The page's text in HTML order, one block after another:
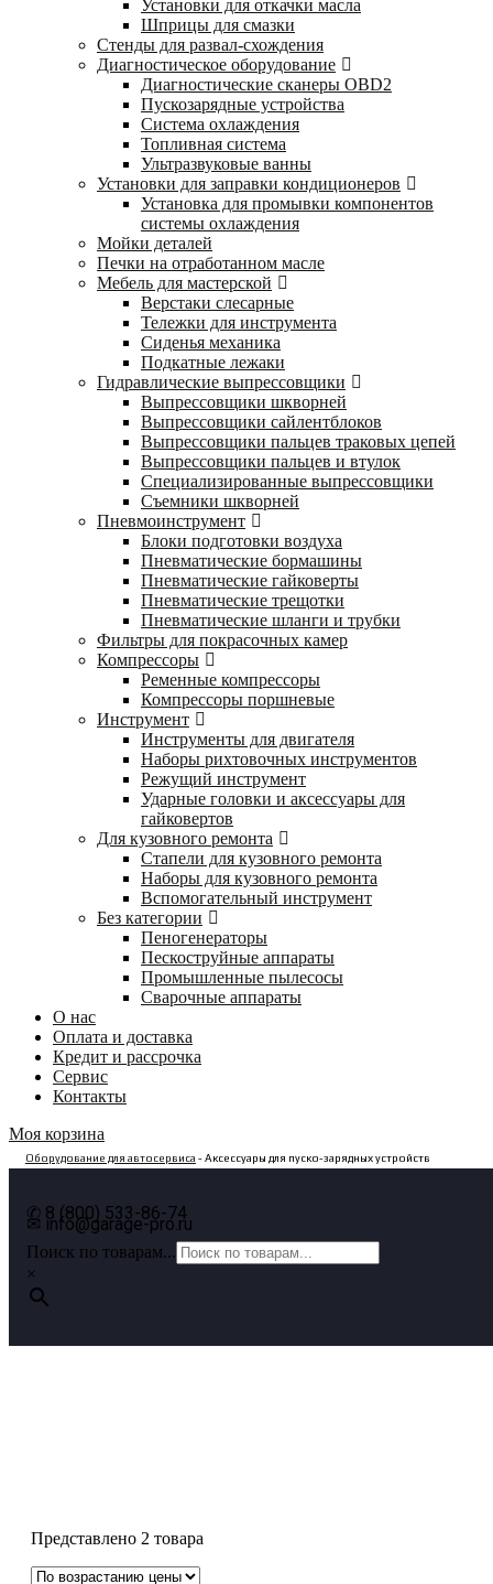
Установки для откачки масла
Шприцы для смазки
Стенды для развал-схождения
Диагностическое оборудование
Диагностические сканеры OBD2
Пускозарядные устройства
Система охлаждения
Топливная система
Ультразвуковые ванны
Установки для заправки кондиционеров
Установка для промывки компонентов
системы охлаждения
Мойки деталей
Печки на отработанном масле
Мебель для мастерской
Верстаки слесарные
Тележки для инструмента
Сиденья механика
Подкатные лежаки
Гидравлические выпрессовщики
Выпрессовщики шкворней
Выпрессовщики сайлентблоков
Выпрессовщики пальцев траковых цепей
Выпрессовщики пальцев и втулок
Специализированные выпрессовщики
Cъемники шкворней
Пневмоинструмент
Блоки подготовки воздуха
Пневматические бормашины
Пневматические гайковерты
Пневматические трещотки
Пневматические шланги и трубки
Фильтры для покрасочных камер
Компрессоры
Ременные компрессоры
Компрессоры поршневые
Инструмент
Инструменты для двигателя
Наборы рихтовочных инструментов
Режущий инструмент
Ударные головки и аксессуары для
гайковертов
Для кузовного ремонта
Стапели для кузовного ремонта
Наборы для кузовного ремонта
Вспомогательный инструмент
Без категории
Пеногенераторы
Пескоструйные аппараты
Промышленные пылесосы
Сварочные аппараты
О нас
Оплата и доставка
Кредит и рассрочка
Сервис
Контакты
Моя корзина
Оборудование для автосервиса - Аксессуары для пуско-зарядных устройств
✆ 8 (800) 533-86-74
✉ info@garage-pro.ru
Поиск по товарам...
×
Представлено 2 товара